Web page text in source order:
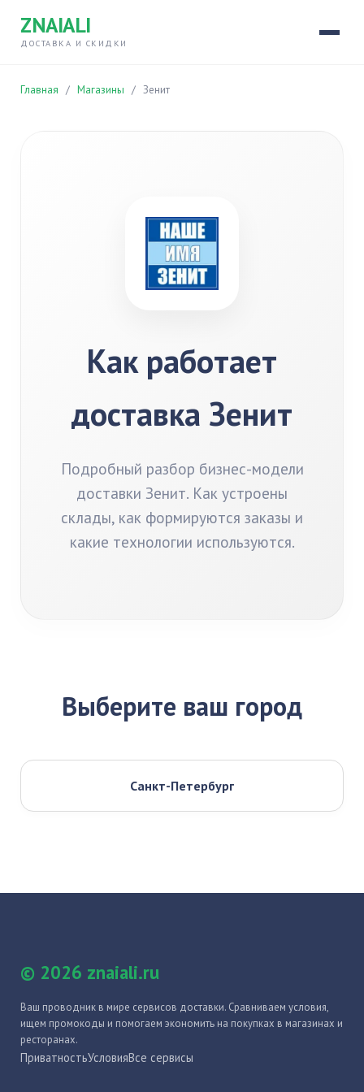
ZNAIALI
ДОСТАВКА И СКИДКИ
Главная / Магазины / Зенит
Как работает
доставка Зенит
Подробный разбор бизнес-модели
доставки Зенит. Как устроены
склады, как формируются заказы и
какие технологии используются.
Выберите ваш город
Санкт-Петербург
© 2026 znaiali.ru
Ваш проводник в мире сервисов доставки. Сравниваем условия,
ищем промокоды и помогаем экономить на покупках в магазинах и
ресторанах.
ПриватностьУсловияВсе сервисы